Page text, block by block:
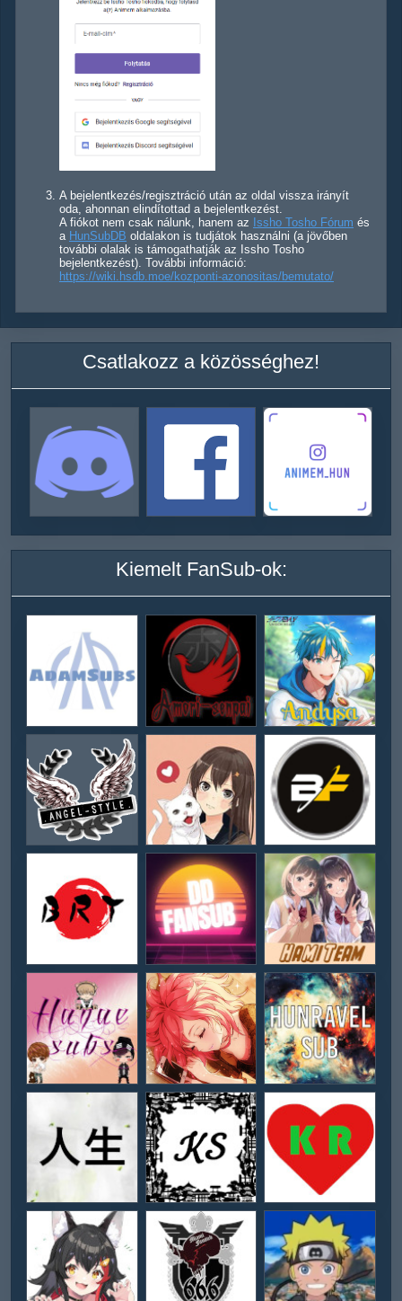
A bejelentkezés/regisztráció után az oldal vissza irányít
oda, ahonnan elindítottad a bejelentkezést.
A fiókot nem csak nálunk, hanem az Issho Tosho Fórum és
a HunSubDB oldalakon is tudjátok használni (a jövőben
további olalak is támogathatják az Issho Tosho
bejelentkezést). További információ:
https://wiki.hsdb.moe/kozponti-azonositas/bemutato/
Csatlakozz a közösséghez!
Kiemelt FanSub-ok: